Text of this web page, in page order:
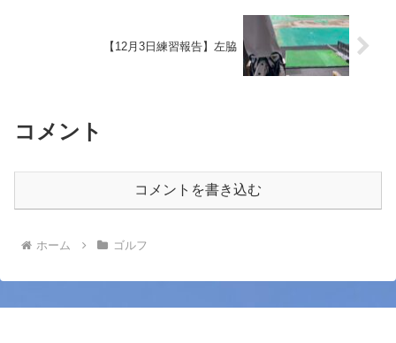
【12月3日練習報告】左脇
コメント
コメントを書き込む
ホーム ゴルフ